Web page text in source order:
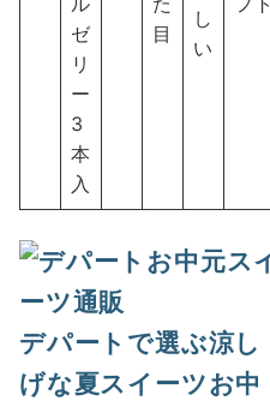
ゼ
リ
ー
3
本
入
目
し
い
デパートで選ぶ涼し
げな夏スイーツお中